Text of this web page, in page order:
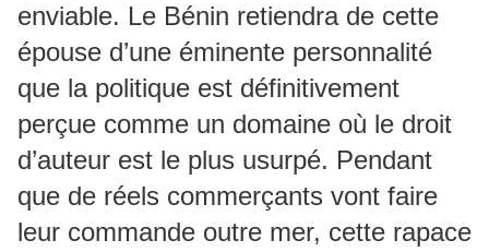
enviable. Le Bénin retiendra de cette
épouse d’une éminente personnalité
que la politique est définitivement
perçue comme un domaine où le droit
d’auteur est le plus usurpé. Pendant
que de réels commerçants vont faire
leur commande outre mer, cette rapace